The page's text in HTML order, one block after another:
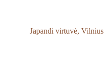
Japandi virtuvė, Vilnius